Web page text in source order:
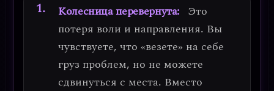
Колесница перевернута: Это
потеря воли и направления. Вы
чувствуете, что «везете» на себе
груз проблем, но не можете
сдвинуться с места. Вместо